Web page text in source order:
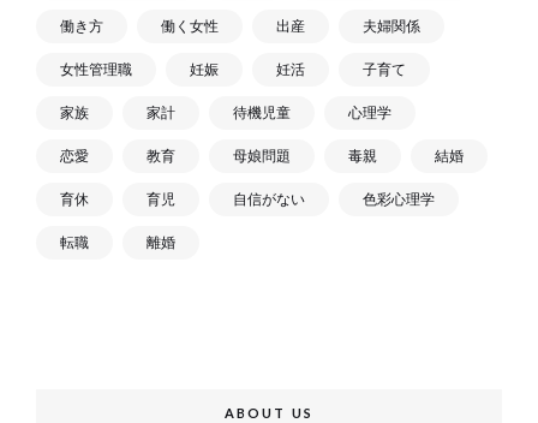
働き方 働く女性 出産 夫婦関係
女性管理職 妊娠 妊活 子育て
家族 家計 待機児童 心理学
恋愛 教育 母娘問題 毒親 結婚
育休 育児 自信がない 色彩心理学
転職 離婚
ABOUT US